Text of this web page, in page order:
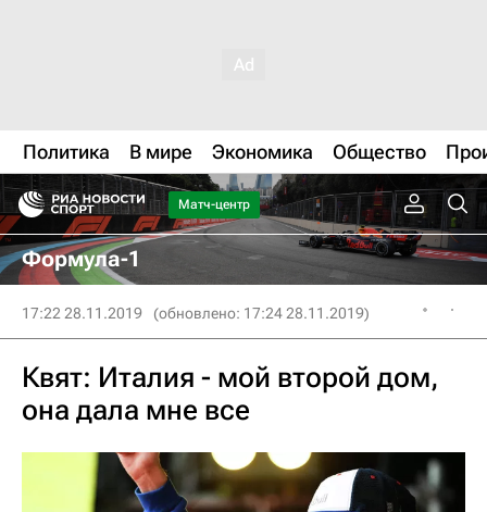
Политика В мире Экономика Общество
Матч-центр
Формула-1
17:22 28.11.2019 (обновлено: 17:24 28.11.2019)
Квят: Италия - мой второй дом,
она дала мне все